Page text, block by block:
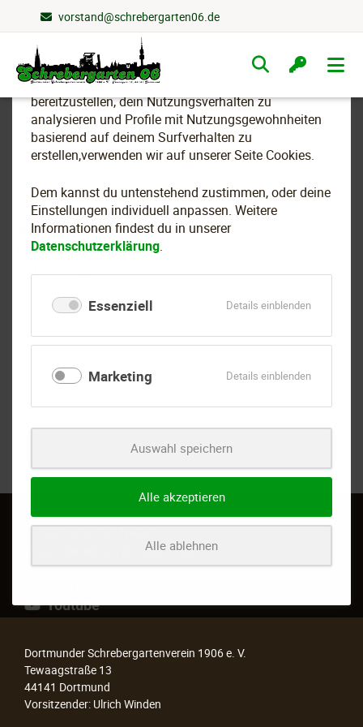
Wir nutzen Cookies
Um essenzielle Funktionen dieser Webseite
bereitzustellen, dein Nutzungsverhalten zu
analysieren und Profile mit Nutzungsgewohnheiten
basierend auf deinem Surfverhalten zu
erstellen,verwenden wir auf unserer Seite Cookies.
Dem kannst du untenstehend zustimmen, oder deine
Einstellungen individuell anpassen. Weitere
Informationen findest du in unserer
Datenschutzerklärung.
Essenziell Details einblendenfür
Marketing Details einblendenfür
Auswahl speichern
Alle akzeptieren
Alle ablehnen
vorstand@schrebergarten06.de
Navigation
überspringen
Erntemarkt 2026
10.10.2026 10:00–14:00 Uhr
Zeche Zollern, Grubenweg 5, 44388 Dortmund-
Bövinghausen
Zurück zur Eventübersicht
Mit Liebe zur Natur
Unser Gartenverein seit 1906
Youtube
Dortmunder Schrebergartenverein 1906 e. V.
Tewaagstraße 13
44141 Dortmund
Vorsitzender: Ulrich Winden